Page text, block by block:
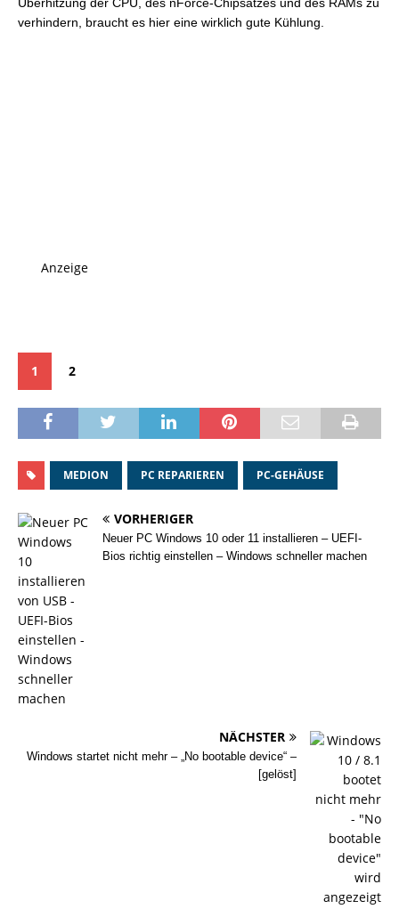
verhindern, braucht es hier eine wirklich gute Kühlung.
Anzeige
1 2
MEDION PC REPARIEREN PC-GEHÄUSE
VORHERIGER
Neuer PC Windows 10 oder 11 installieren – UEFI-
Bios richtig einstellen – Windows schneller machen
NÄCHSTER
Windows startet nicht mehr – „No bootable device“ –
[gelöst]